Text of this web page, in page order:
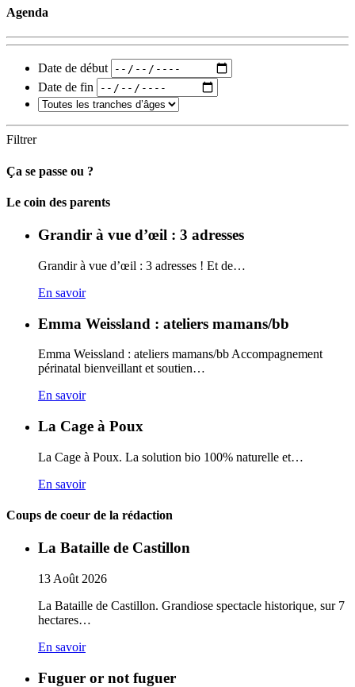
Agenda
Date de début
Date de fin
Filtrer
Ça se passe ou ?
Carto
Le coin des parents
Grandir à vue d’œil : 3 adresses
Grandir à vue d’œil : 3 adresses ! Et de…
En savoir
Emma Weissland : ateliers mamans/bb
Emma Weissland : ateliers mamans/bb Accompagnement
périnatal bienveillant et soutien…
En savoir
La Cage à Poux
La Cage à Poux. La solution bio 100% naturelle et…
En savoir
Coups de coeur de la rédaction
La Bataille de Castillon
13 Août 2026
La Bataille de Castillon. Grandiose spectacle historique, sur 7
hectares…
En savoir
Fuguer or not fuguer